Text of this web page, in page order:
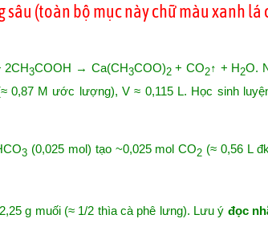
(toàn bộ mục này chữ màu xanh lá
3COOH → Ca(CH3COO)2+ CO2↑ + H2O.
0,87 M ước lượng), V ≈ 0,115 L. Học sinh
3 (0,025 mol) tạo ~0,025 mol CO2 (≈ 0,56 L
g muối (≈ 1/2 thìa cà phê lưng). Lưu ý đọc